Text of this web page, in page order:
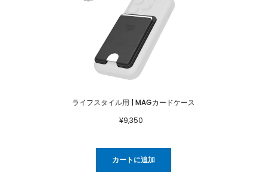
ライフスタイル用 | MAGカードケース
¥9,350
カートに追加